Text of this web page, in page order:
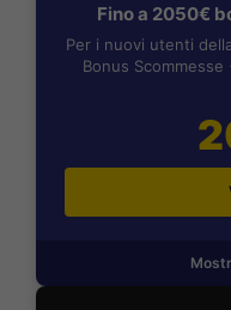
Fino a 2050€
Per i nuovi utenti
Bonus